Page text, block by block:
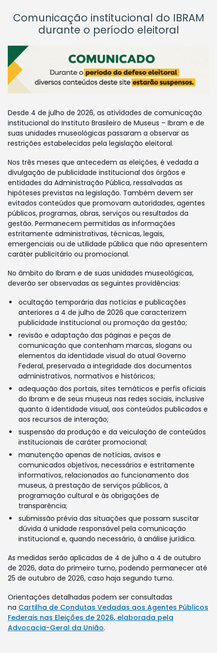
Comunicação institucional do IBRAM
durante o período eleitoral
Desde 4 de julho de 2026, as atividades de comunicação
institucional do Instituto Brasileiro de Museus – Ibram e de
suas unidades museológicas passaram a observar as
restrições estabelecidas pela legislação eleitoral.
Nos três meses que antecedem as eleições, é vedada a
divulgação de publicidade institucional dos órgãos e
entidades da Administração Pública, ressalvadas as
hipóteses previstas na legislação. Também devem ser
evitados conteúdos que promovam autoridades, agentes
públicos, programas, obras, serviços ou resultados da
gestão. Permanecem permitidas as informações
estritamente administrativas, técnicas, legais,
emergenciais ou de utilidade pública que não apresentem
caráter publicitário ou promocional.
No âmbito do Ibram e de suas unidades museológicas,
deverão ser observadas as seguintes providências:
ocultação temporária das notícias e publicações
anteriores a 4 de julho de 2026 que caracterizem
publicidade institucional ou promoção da gestão;
revisão e adaptação das páginas e peças de
comunicação que contenham marcas, slogans ou
elementos da identidade visual do atual Governo
Federal, preservada a integridade dos documentos
administrativos, normativos e históricos;
adequação dos portais, sites temáticos e perfis oficiais
do Ibram e de seus museus nas redes sociais, inclusive
quanto à identidade visual, aos conteúdos publicados e
aos recursos de interação;
suspensão da produção e da veiculação de conteúdos
institucionais de caráter promocional;
manutenção apenas de notícias, avisos e
comunicados objetivos, necessários e estritamente
informativos, relacionados ao funcionamento dos
museus, à prestação de serviços públicos, à
programação cultural e às obrigações de
transparência;
submissão prévia das situações que possam suscitar
dúvida à unidade responsável pela comunicação
institucional e, quando necessário, à análise jurídica.
As medidas serão aplicadas de 4 de julho a 4 de outubro
de 2026, data do primeiro turno, podendo permanecer até
25 de outubro de 2026, caso haja segundo turno.
Orientações detalhadas podem ser consultadas
na Cartilha de Condutas Vedadas aos Agentes Públicos
Federais nas Eleições de 2026, elaborada pela
Advocacia-Geral da União.